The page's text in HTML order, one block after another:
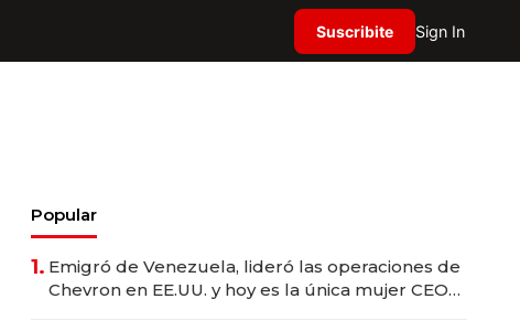
Suscribite Sign In
Popular
1. Emigró de Venezuela, lideró las operaciones de
Chevron en EE.UU. y hoy es la única mujer CEO